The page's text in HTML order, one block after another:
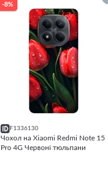
-8%
F1336130
Чохол на Xiaomi Redmi Note 15
Pro 4G Червоні тюльпани